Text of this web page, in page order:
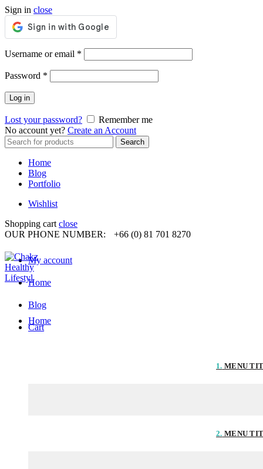
Sign in close
Username or email *
Password *
Log in
Lost your password?
Remember me
No account yet? Create an Account
Search
for:
Search
Home
Blog
Portfolio
Wishlist
Shopping cart close
OUR PHONE NUMBER:
+66 (0) 81 701 8270
My account
Home
Blog
Cart
Home
1. MENU
2. MENU